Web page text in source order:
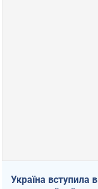
Україна вступила в